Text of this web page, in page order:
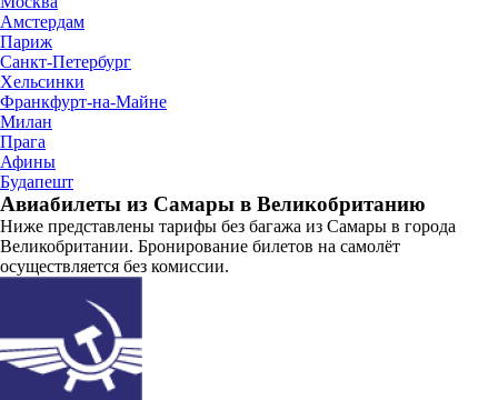
Амстердам
Париж
Санкт-Петербург
Хельсинки
Франкфурт-на-Майне
Милан
Прага
Афины
Будапешт
Авиабилеты из Самары в Великобританию
Ниже представлены тарифы без багажа из Самары в города
Великобритании. Бронирование билетов на самолёт
осуществляется без комиссии.